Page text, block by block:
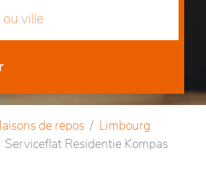
de repos
Limbourg
Serviceflat Residentie Kompas